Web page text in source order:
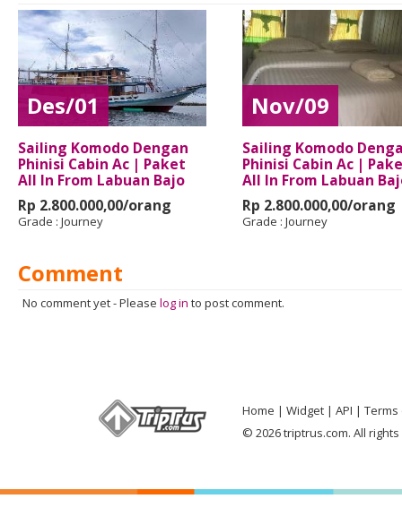
Des/01
Sailing Komodo Dengan
Phinisi Cabin Ac | Paket
All In From Labuan Bajo
Rp 2.800.000,00/orang
Grade : Journey
Nov/09
Sailing Komodo
Phinisi Cabin Ac |
All In From Labuan
Rp 2.800.000,00/orang
Grade : Journey
Comment
No comment yet-Please log in to post comment.
Home Widget API
Terms
© 2026 triptrus.com. All